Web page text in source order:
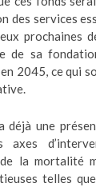
des services
prochaines
de sa
2045, ce qui
déjà une
la mortalité
telles